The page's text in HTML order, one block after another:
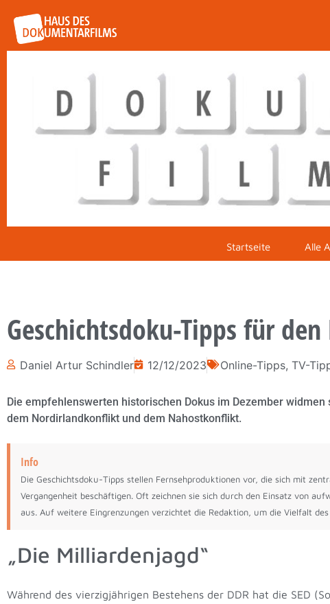
Startseite Alle
Geschichtsdoku-Tipps für
Daniel Artur Schindler 12/12/2023 Online-Tipps, TV-
Die empfehlenswerten historischen Dokus im Dezember
dem Nordirlandkonflikt und dem Nahostkonflikt.
Info
Die Geschichtsdoku-Tipps stellen Fernsehproduktionen vor, die sich mit
Vergangenheit beschäftigen. Oft zeichnen sie sich durch den Einsatz von
aus. Auf weitere Eingrenzungen verzichtet die Redaktion, um die Vielfalt
„Die Milliardenjagd“
Während des vierzigjährigen Bestehens der DDR hat die SED